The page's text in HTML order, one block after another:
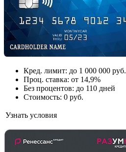
Кред. лимит: до 1 000 000 руб.
Проц. ставка: от 14,9%
Без процентов: до 110 дней
Стоимость: 0 руб.
Узнать условия